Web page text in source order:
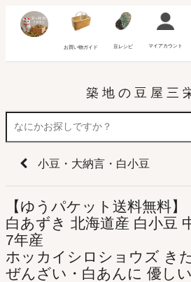
お買い物ガイド 豆レシピ マイアカウント
築 地 の 豆 屋 三
小豆・大納言・白小豆
【ゆうパケット送料無料】
白あずき 北海道産 白小豆
7年産
ホッカイシロショウズ き
ぜんざい・白あんに 優し